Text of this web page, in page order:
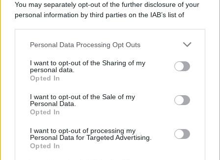
You may separately opt-out of the further disclosure of your
personal information by third parties on the IAB’s list of
This information may also be disclosed by us to third parties
disclose it to other third parties.
Please note that this website/app uses one or more Google
services and may gather and store information including but
not limited to your visit or usage behaviour. You may click to
grant or deny consent to Google and its third-party tags to
consent section.
Personal Data Processing Opt Outs
I want to opt-out of the Sharing of my
personal data.
Opted In
I want to opt-out of the Sale of my
Personal Data.
Opted In
I want to opt-out of processing my
Personal Data for Targeted Advertising.
Opted In